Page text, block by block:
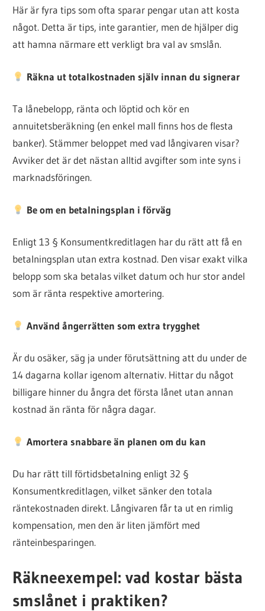
Här är fyra tips som ofta sparar pengar utan att kosta
något. Detta är tips, inte garantier, men de hjälper dig
att hamna närmare ett verkligt bra val av smslån.
Räkna ut totalkostnaden själv innan du signerar
Ta lånebelopp, ränta och löptid och kör en
annuitetsberäkning (en enkel mall finns hos de flesta
banker). Stämmer beloppet med vad långivaren visar?
Avviker det är det nästan alltid avgifter som inte syns i
marknadsföringen.
Be om en betalningsplan i förväg
Enligt 13 § Konsumentkreditlagen har du rätt att få en
betalningsplan utan extra kostnad. Den visar exakt vilka
belopp som ska betalas vilket datum och hur stor andel
som är ränta respektive amortering.
Använd ångerrätten som extra trygghet
Är du osäker, säg ja under förutsättning att du under de
14 dagarna kollar igenom alternativ. Hittar du något
billigare hinner du ångra det första lånet utan annan
kostnad än ränta för några dagar.
Amortera snabbare än planen om du kan
Du har rätt till förtidsbetalning enligt 32 §
Konsumentkreditlagen, vilket sänker den totala
räntekostnaden direkt. Långivaren får ta ut en rimlig
kompensation, men den är liten jämfört med
ränteinbesparingen.
Räkneexempel: vad kostar bästa
smslånet i praktiken?